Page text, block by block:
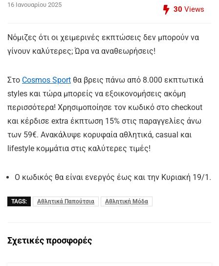
16 Ιανουαρίου 2025
30 Views
Νόμιζες ότι οι χειμερινές εκπτώσεις δεν μπορούν να
γίνουν καλύτερες; Ώρα να αναθεωρήσεις!
Στο Cosmos Sport θα βρεις πάνω από 8.000 εκπτωτικά
styles και τώρα μπορείς να εξοικονομήσεις ακόμη
περισσότερα! Χρησιμοποίησε τον κωδικό στο checkout
και κέρδισε extra έκπτωση 15% στις παραγγελίες άνω
των 59€. Ανακάλυψε κορυφαία αθλητικά, casual και
lifestyle κομμάτια στις καλύτερες τιμές!
Ο κωδικός θα είναι ενεργός έως και την Κυριακή 19/1.
TAGS: Αθλητικά Παπούτσια Αθλητική Μόδα
Σχετικές προσφορές